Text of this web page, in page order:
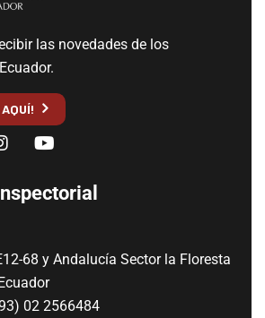
las novedades de los
68 y Andalucía Sector la Floresta
02 2566484